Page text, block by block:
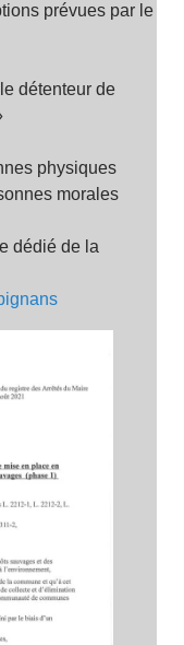
prévues par le
détenteur de
physiques
morales
dédié de la